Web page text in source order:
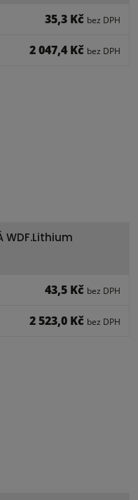
35,3 Kč bez DPH
2 047,4 Kč bez DPH
WDF.Lithium
43,5 Kč bez DPH
2 523,0 Kč bez DPH